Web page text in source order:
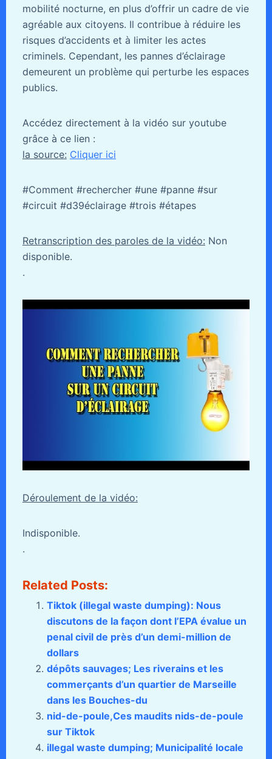
mobilité nocturne, en plus d’offrir un cadre de vie
agréable aux citoyens. Il contribue à réduire les
risques d’accidents et à limiter les actes
criminels. Cependant, les pannes d’éclairage
demeurent un problème qui perturbe les espaces
publics.
Accédez directement à la vidéo sur youtube
grâce à ce lien :
la source: Cliquer ici
#Comment #rechercher #une #panne #sur
#circuit #d39éclairage #trois #étapes
Retranscription des paroles de la vidéo: Non
disponible.
.
Déroulement de la vidéo:
Indisponible.
.
Related Posts:
Tiktok (illegal waste dumping): Nous
discutons de la façon dont l’EPA évalue un
penal civil de près d’un demi-million de
dollars
dépôts sauvages; Les riverains et les
commerçants d’un quartier de Marseille
dans les Bouches-du
nid-de-poule,Ces maudits nids-de-poule
sur Tiktok
illegal waste dumping; Municipalité locale